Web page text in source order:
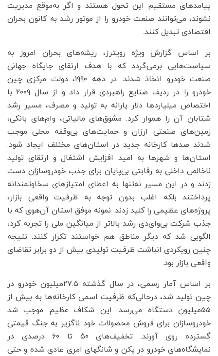
پیامدهای مستقیم این تحول هستند و اگر به‌موقع مدیریت
نشوند، می‌توانند صنعت خودرو را از موتور رشد به کانون بحران
اقتصادی تبدیل کنند.
بر اساس گزارش ویژه رویترز، ریشه‌های بحران امروز به
سیاست‌هایی برمی‌گردد که با هدف ارتقای جایگاه جهانی
صنعت خودرو اتخاذ شدند. در دهه ۱۹۹۰، دولت مرکزی چین
خودرو را در ردیف صنایع راهبردی قرار داد و از سال ۲۰۰۹ با
اختصاص ‌میلیاردها دلار یارانه به تولید و مصرف، مسیر رشد
شتابان آن را هموار کرد. مشوق‌های مالیاتی، وام‌های بانکی،
زمین‌های صنعتی ارزان و حمایت‌های بی‌وقفه محلی موجب
شدند صدها کارخانه جدید در استان‌های مختلف ایجاد شود.
استان‌ها و شهرها به امید افزایش اشتغال و ارتقای تولید
ناخالص داخلی به رقابتی بی‌پایان برای جذب خودروسازان دست
زدند و در این مسیر نه‌تنها به اعطای امتیازهای سخاوتمندانه
پرداختند بلکه اغلب بدون توجه به ظرفیت واقعی بازار،
پروژه‌های عظیمی را کلید زدند. نمونه موفق استان آن‌هوی که با
جذب شرکت بی‌وای‌دی رشد بالاتر از میانگین ملی را تجربه کرد،
الگویی شد که دیگر مناطق هم خواستند تکرار کنند. نتیجه
چنین رویکردی انباشت ظرفیت تولیدی بیش از دو برابر تقاضای
واقعی بازار بود.
بر اساس آمار رسمی، در سال گذشته ۲۷.۵‌میلیون خودرو در
چین تولید شد، درحالی‌که ظرفیت اسمی کارخانه‌ها به بیش از
۵۵‌میلیون دستگاه می‌رسد. این شکاف عظیم موجب شد
خودروسازان برای فروش محصولات خود ناگزیر به جنگ قیمتی
گسترده روی آورند. تخفیف‌های ۵۰ تا ۶۰ درصدی در
نمایشگاه‌های خودرو در پکن و شانگهای امری عادی شده و حتی